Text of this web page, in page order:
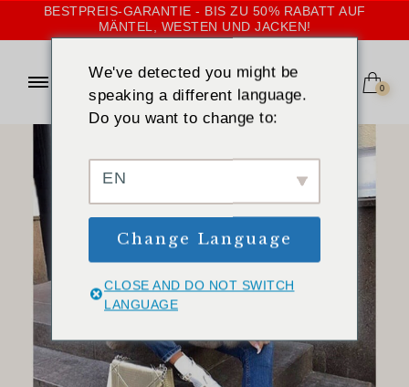
BESTPREIS-GARANTIE - BIS ZU 50% RABATT AUF
MÄNTEL, WESTEN UND JACKEN!
0
We've detected you might be
speaking a different language.
Do you want to change to:
EN
Change Language
CLOSE AND DO NOT SWITCH
LANGUAGE